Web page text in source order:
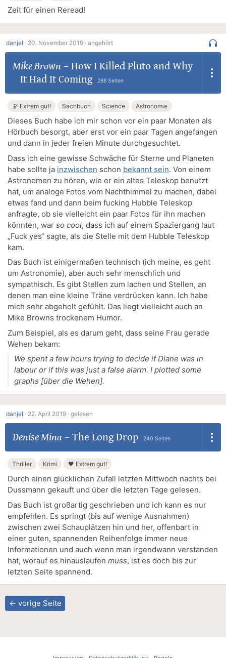
Zeit für einen Reread!
danjel · 20. November 2019 · angehört
Mike Brown – How I Killed Pluto and Why
It Had It Coming
288 Seiten
🔭 Extrem gut! Sachbuch Science Astronomie
Dieses Buch habe ich mir schon vor ein paar Monaten als
Hörbuch besorgt, aber erst vor ein paar Tagen angefangen
und dann in jeder freien Minute durchgesuchtet.
Dass ich eine gewisse Schwäche für Sterne und Planeten
habe sollte ja inzwischen schon bekannt sein. Von einem
Astronomen zu hören, wie er ein altes Teleskop benutzt
hat, um analoge Fotos vom Nachthimmel zu machen, dabei
etwas fand und dann beim fucking Hubble Teleskop
anfragte, ob sie vielleicht ein paar Fotos für ihn machen
könnten, war so cool, dass ich auf einem Spaziergang laut
„Fuck yes“ sagte, als die Stelle mit dem Hubble Teleskop
kam.
Das Buch ist einigermaßen technisch (ich meine, es geht
um Astronomie), aber auch sehr menschlich und
sympathisch. Es gibt Stellen zum lachen und Stellen, an
denen man eine kleine Träne verdrücken kann. Ich habe
mich sehr abgeholt gefühlt. Das liegt vielleicht auch an
Mike Browns trockenem Humor.
Zum Beispiel, als es darum geht, dass seine Frau gerade
Wehen bekam:
We spent a few hours trying to decide if Diane was in
labour or if this was just a false alarm. I plotted some
graphs [über die Wehen].
danjel · 22. April 2019 · gelesen
Denise Mina – The Long Drop 240 Seiten
Thriller Krimi 🖤 Extrem gut!
Durch einen glücklichen Zufall letzten Mittwoch nachts bei
Dussmann gekauft und über die letzten Tage gelesen.
Das Buch ist großartig geschrieben und ich kann es nur
empfehlen. Es springt (bis auf wenige Ausnahmen)
zwischen zwei Schauplätzen hin und her, offenbart in
einer guten, spannenden Reihenfolge immer neue
Informationen und auch wenn man irgendwann verstanden
hat, worauf es hinauslaufen muss, ist es doch bis zur
letzten Seite spannend.
← vorige Seite